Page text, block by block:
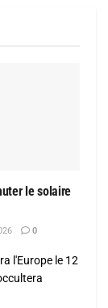
le solaire
0
l'Europe le 12